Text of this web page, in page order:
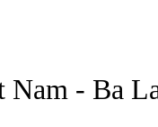
Nam - Ba